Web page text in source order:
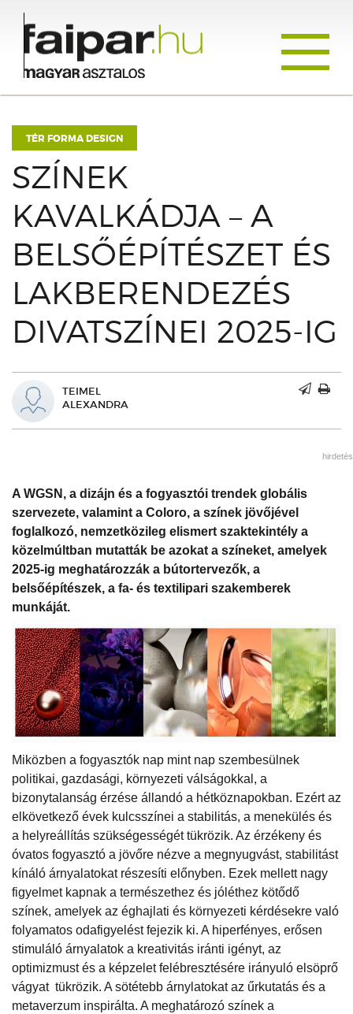
TÉR FORMA DESIGN
SZÍNEK
KAVALKÁDJA – A
BELSŐÉPÍTÉSZET ÉS
LAKBERENDEZÉS
DIVATSZÍNEI 2025-IG
TEIMEL
ALEXANDRA
hirdetés
A WGSN, a dizájn és a fogyasztói trendek globális
szervezete, valamint a Coloro, a színek jövőjével
foglalkozó, nemzetközileg elismert szaktekintély a
közelmúltban mutatták be azokat a színeket, amelyek
2025-ig meghatározzák a bútortervezők, a
belsőépítészek, a fa- és textilipari szakemberek
munkáját.
Miközben a fogyasztók nap mint nap szembesülnek
politikai, gazdasági, környezeti válságokkal, a
bizonytalanság érzése állandó a hétköznapokban. Ezért az
elkövetkező évek kulcsszínei a stabilitás, a menekülés és
a helyreállítás szükségességét tükrözik. Az érzékeny és
óvatos fogyasztó a jövőre nézve a megnyugvást, stabilitást
kínáló árnyalatokat részesíti előnyben. Ezek mellett nagy
figyelmet kapnak a természethez és jóléthez kötődő
színek, amelyek az éghajlati és környezeti kérdésekre való
folyamatos odafigyelést fejezik ki. A hiperfényes, erősen
stimuláló árnyalatok a kreativitás iránti igényt, az
optimizmust és a képzelet felébresztésére irányuló elsöprő
vágyat tükrözik. A sötétebb árnylatokat az űrkutatás és a
metaverzum inspirálta. A meghatározó színek a